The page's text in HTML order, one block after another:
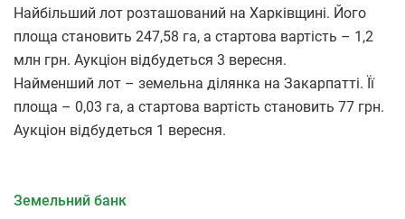
Найбільший лот розташований на Харківщині. Його
площа становить 247,58 га, а стартова вартість – 1,2
млн грн. Аукціон відбудеться 3 вересня.
Найменший лот – земельна ділянка на Закарпатті. Її
площа – 0,03 га, а стартова вартість становить 77 грн.
Аукціон відбудеться 1 вересня.
Земельний банк